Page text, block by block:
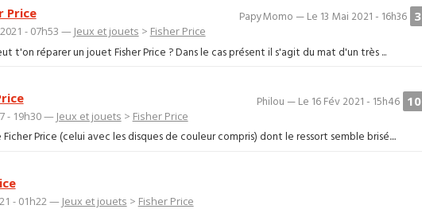
3
PapyMomo — Le 13 Mai 2021 - 16h36
Price
- 07h53 — Jeux et jouets > Fisher Price
t'on réparer un jouet Fisher Price ? Dans le cas présent il s'agit du mat d'un très ...
10
Philou — Le 16 Fév 2021 - 15h46
- 19h30 — Jeux et jouets > Fisher Price
Price (celui avec les disques de couleur compris) dont le ressort semble brisé....
- 01h22 — Jeux et jouets > Fisher Price